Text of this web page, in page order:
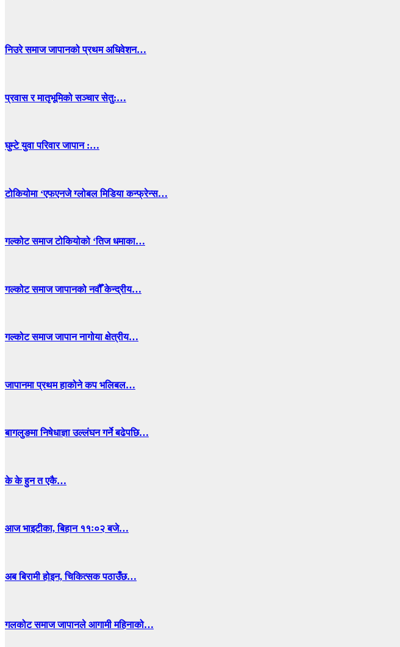
निउरे समाज जापानको प्रथम अधिवेशन…
प्रवास र मातृभूमिको सञ्चार सेतु:…
घुम्टे युवा परिवार जापान :…
टोकियोमा ‘एफएनजे ग्लोबल मिडिया कन्फ्रेन्स…
गल्कोट समाज टोकियोको ‘तिज धमाका…
गल्कोट समाज जापानको नवौँ केन्द्रीय…
गल्कोट समाज जापान नागोया क्षेत्रीय…
जापानमा प्रथम हाकोने कप भलिबल…
बागलुङमा निषेधाज्ञा उल्लंघन गर्ने बढेपछि…
के के हुन त एकै…
आज भाइटीका, बिहान ११ः०२ बजे…
अब बिरामी होइन, चिकित्सक पठाउँछ…
गलकोट समाज जापानले आगामी महिनाको…